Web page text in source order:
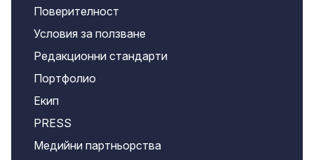
Поверителност
Условия за ползване
Редакционни стандарти
Портфолио
Екип
PRESS
Медийни партньорства